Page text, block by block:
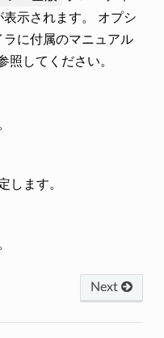
示されます。 オプシ
に付属のマニュアル
照してください。
ます。
Next